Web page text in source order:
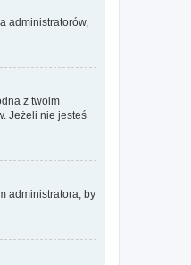
administratorów,
z twoim
Jeżeli nie jesteś
administratora, by